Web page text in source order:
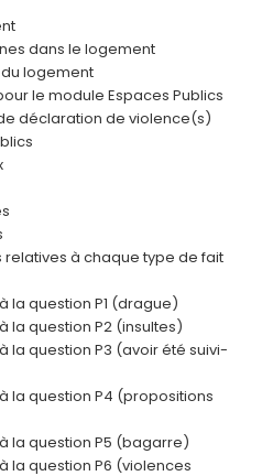
dans le logement
logement
le module Espaces Publics
déclaration de violence(s)
à chaque type de fait
la question P1 (drague)
la question P2 (insultes)
la question P3 (avoir été suivi-
la question P4 (propositions
la question P5 (bagarre)
la question P6 (violences